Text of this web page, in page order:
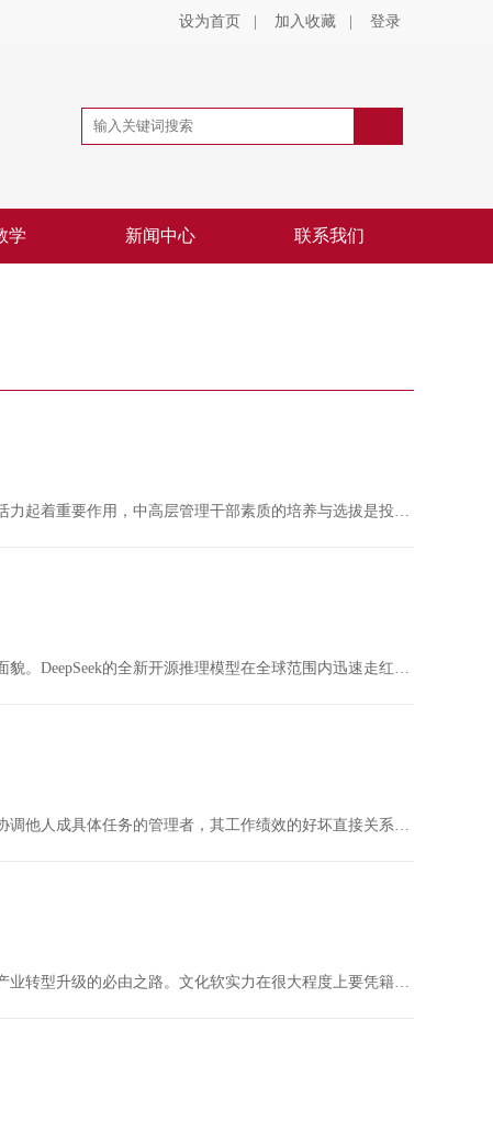
设为首页 | 加入收藏 | 登录
学 新闻中心 联系我们
中高层管理人员是推进投资集团公司发展的中流砥柱，对于提升企业效益、增强企业活力起着重要作用，中高层管理干部素质的培养与选拔是投资集团公司众多工作环节中至关重要的一环，具有极其重要的战略性意义。积极探索投资集团公司企业中高层干部素质培养与选拔的有效…
在全球数字化转型加速的时代浪潮下，科技创新正以前所未有的速度重塑各个领域的面貌。DeepSeek的全新开源推理模型在全球范围内迅速走红，成为各界关注的焦点，同时引发国产AI发展浪潮，AI正以前所未有的速度，重塑我们的工作模式与商业生态。通过AI数字员工的推广应…
无线电管理培训是各省市、自治区及直辖市无线电管理局干部使用管理职能、指挥或协调他人成具体任务的管理者，其工作绩效的好坏直接关系着组织的成败兴衰。是以基层主官素质模型为基础，紧密结合无线电管理工作，从不同角度提高管理干部的综和能力，目标是分享科学的…
文化是旅游的灵魂，旅游是文化的载体，文化与旅游培训融合发展、互动共进是旅游产业转型升级的必由之路。文化软实力在很大程度上要凭籍旅游这一路径推介和传播出去，如何统筹文化产业与旅游产业协调有序发展，成为当前文旅系统干部培训需要思考的问题。